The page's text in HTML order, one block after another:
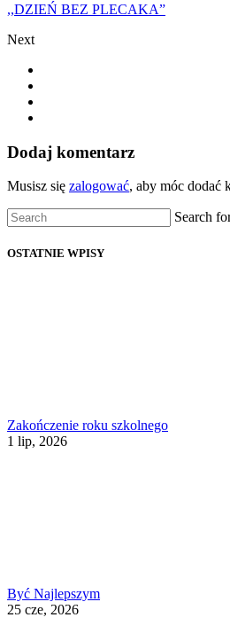
,,DZIEŃ BEZ PLECAKA”
Next
Dodaj komentarz
Musisz się zalogować, aby móc dodać
Search
OSTATNIE WPISY
Zakończenie roku szkolnego
1 lip, 2026
Być Najlepszym
25 cze, 2026